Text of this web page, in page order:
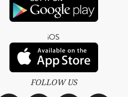
iOS
FOLLOW US